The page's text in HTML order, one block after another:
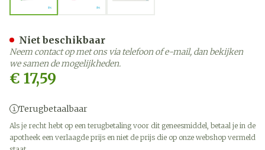
€ 17,59
Terugbetaalbaar
Als je recht hebt op een terugbetaling voor dit geneesmiddel, betaal je in de
apotheek een verlaagde prijs en niet de prijs die op onze webshop vermeld
Niet beschikbaar
Neem contact op met ons via telefoon of e-mail, dan bekijken
we samen de mogelijkheden.